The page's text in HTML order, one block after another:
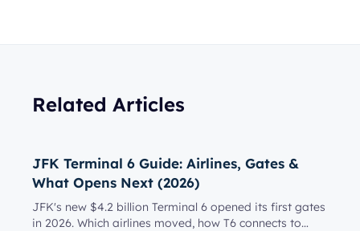
Related Articles
JFK Terminal 6 Guide: Airlines, Gates &
What Opens Next (2026)
JFK's new $4.2 billion Terminal 6 opened its first gates
in 2026. Which airlines moved, how T6 connects to